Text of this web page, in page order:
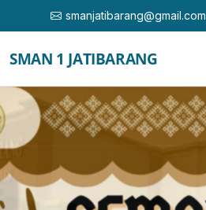
smanjatibarang@gmail.com
SMAN 1 JATIBARANG